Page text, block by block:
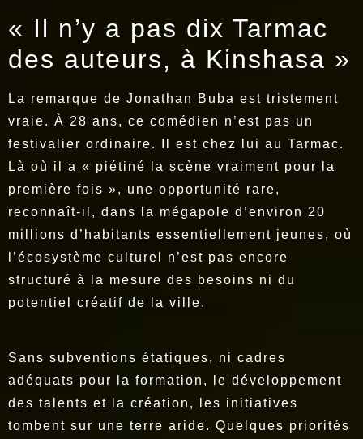
« Il n’y a pas dix Tarmac
des auteurs, à Kinshasa »
La remarque de Jonathan Buba est tristement
vraie. À 28 ans, ce comédien n’est pas un
festivalier ordinaire. Il est chez lui au Tarmac.
Là où il a « piétiné la scène vraiment pour la
première fois », une opportunité rare,
reconnaît-il, dans la mégapole d’environ 20
millions d’habitants essentiellement jeunes, où
l’écosystème culturel n’est pas encore
structuré à la mesure des besoins ni du
potentiel créatif de la ville.
Sans subventions étatiques, ni cadres
adéquats pour la formation, le développement
des talents et la création, les initiatives
tombent sur une terre aride. Quelques priorités